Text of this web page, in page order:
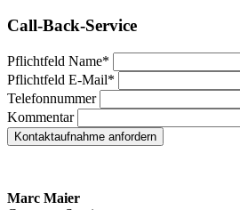
Call-Back-Service
Pflichtfeld Name*
Pflichtfeld E-Mail*
Telefonnummer
Kommentar
Kontaktaufnahme anfordern
Marc Maier